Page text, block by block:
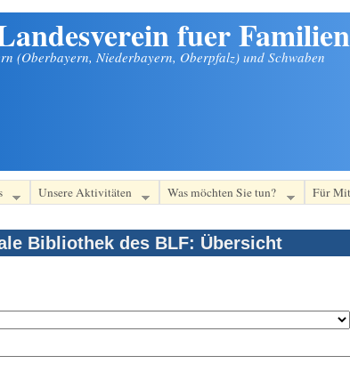
fuer
(Oberbayern, Niederbayern, Oberpfalz) und Schwaben
Unsere Aktivitäten Was möchten Sie tun? Für
Bibliothek des BLF: Übersicht